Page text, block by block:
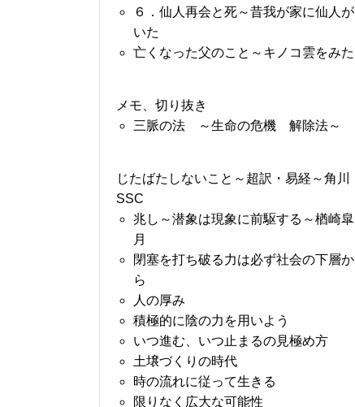
６．仙人再会と死～昔我が家に仙人が
いた
亡くなった父のこと～キノコ雲をみた
メモ、切り抜き
三脈の法 ～生命の危機 解除法～
じたばたしないこと～超訳・易経～角川
SSC
兆し～潜象は現象に前駆する～楢崎皐
月
閉塞を打ち破る力は必ず社会の下層か
ら
人の厚み
積極的に陰の力を用いよう
いつ進む、いつ止まるの見極め方
土壌づくりの時代
時の流れに従って生きる
限りなく広大な可能性